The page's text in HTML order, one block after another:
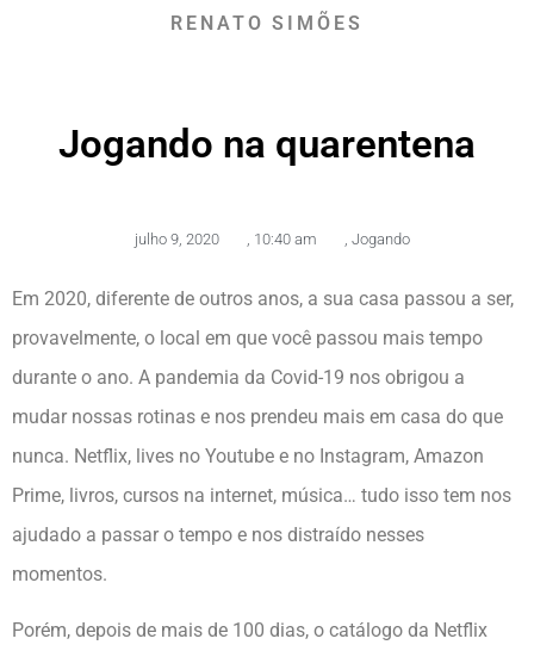
RENATO SIMÕES
Jogando na quarentena
julho 9, 2020 10:40 am Jogando
Em 2020, diferente de outros anos, a sua casa passou a ser,
provavelmente, o local em que você passou mais tempo
durante o ano. A pandemia da Covid-19 nos obrigou a
mudar nossas rotinas e nos prendeu mais em casa do que
nunca. Netflix, lives no Youtube e no Instagram, Amazon
Prime, livros, cursos na internet, música… tudo isso tem nos
ajudado a passar o tempo e nos distraído nesses
momentos.
Porém, depois de mais de 100 dias, o catálogo da Netflix